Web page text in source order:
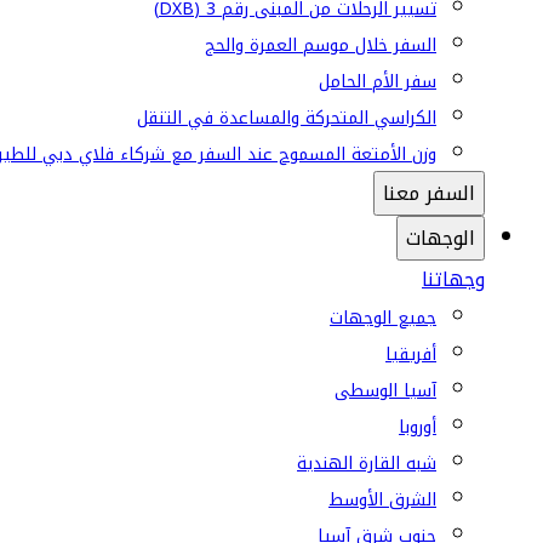
تسيير الرحلات من المبنى رقم 3 (DXB)
السفر خلال موسم العمرة والحج
سفر الأم الحامل
الكراسي المتحركة والمساعدة في التنقل
وزن الأمتعة المسموح عند السفر مع شركاء فلاي دبي
السفر معنا
الوجهات
وجهاتنا
جميع الوجهات
أفريقيا
آسيا الوسطى
أوروبا
شبه القارة الهندية
الشرق الأوسط
جنوب شرق آسيا